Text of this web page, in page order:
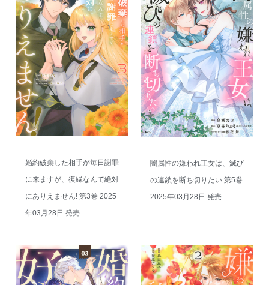
婚約破棄した相手が毎日謝罪
に来ますが、復縁なんて絶対
にありえません! 第3巻 2025
年03月28日 発売
闇属性の嫌われ王女は、滅び
の連鎖を断ち切りたい 第5巻
2025年03月28日 発売